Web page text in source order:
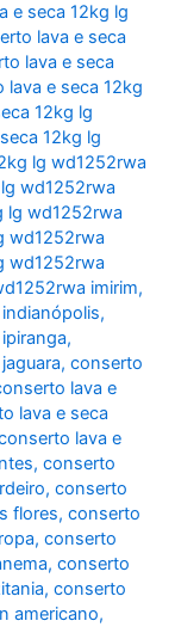
e seca 12kg lg
lava e seca
lava e seca
lava e seca 12kg
12kg lg
12kg lg
lg wd1252rwa
wd1252rwa
lg wd1252rwa
wd1252rwa
wd1252rwa
imirim,
,
,
,conserto
lava e
lava e seca
lava e
,conserto
,conserto
flores,conserto
,conserto
,conserto
,conserto
americano,